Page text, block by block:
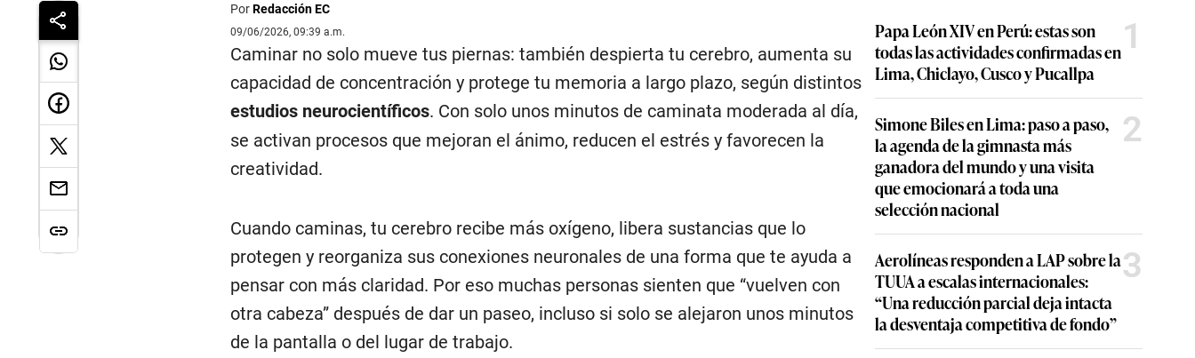
PorRedacción EC
09/06/2026, 09:39 a.m.
Caminar no solo mueve tus piernas: también despierta tu cerebro, aumenta su
capacidad de concentración y protege tu memoria a largo plazo, según distintos
estudios neurocientíficos. Con solo unos minutos de caminata moderada al día,
se activan procesos que mejoran el ánimo, reducen el estrés y favorecen la
creatividad.
Cuando caminas, tu cerebro recibe más oxígeno, libera sustancias que lo
protegen y reorganiza sus conexiones neuronales de una forma que te ayuda a
pensar con más claridad. Por eso muchas personas sienten que “vuelven con
otra cabeza” después de dar un paseo, incluso si solo se alejaron unos minutos
de la pantalla o del lugar de trabajo.
Papa León XIV en Perú: estas son
todas las actividades confirmadas en
Lima, Chiclayo, Cusco y Pucallpa
1
Simone Biles en Lima: paso a paso,
la agenda de la gimnasta más
ganadora del mundo y una visita
que emocionará a toda una
selección nacional
2
Aerolíneas responden a LAP sobre la
TUUA a escalas internacionales:
“Una reducción parcial deja intacta
la desventaja competitiva de fondo”
3